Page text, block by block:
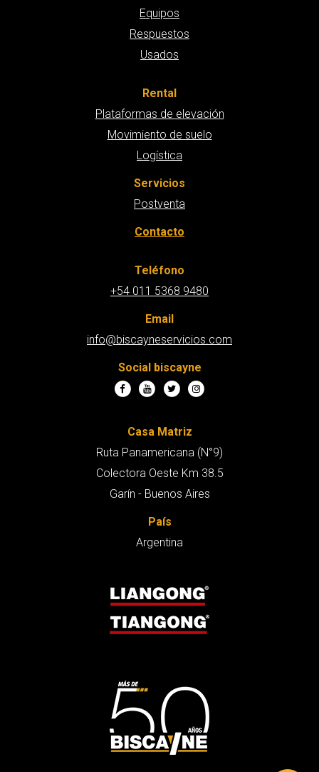
Equipos
Respuestos
Usados
Rental
Plataformas de elevación
Movimiento de suelo
Logística
Servicios
Postventa
Contacto
Teléfono
+54 011 5368 9480
Email
info@biscayneservicios.com
Social biscayne
Casa Matriz
Ruta Panamericana (N°9)
Colectora Oeste Km 38.5
Garín - Buenos Aires
País
Argentina